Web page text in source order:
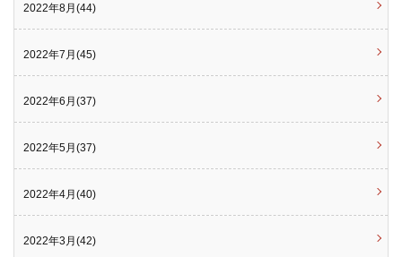
2022年8月(44)
2022年7月(45)
2022年6月(37)
2022年5月(37)
2022年4月(40)
2022年3月(42)